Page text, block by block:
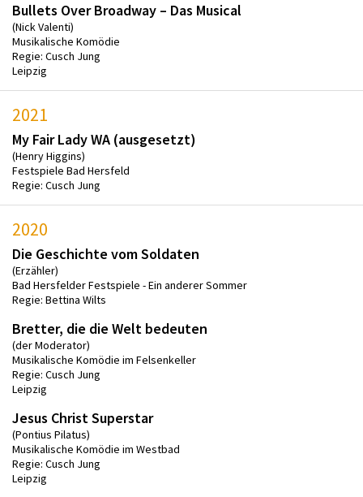
Bullets Over Broadway – Das Musical
(Nick Valenti)
Musikalische Komödie
Regie: Cusch Jung
Leipzig
2021
My Fair Lady WA (ausgesetzt)
(Henry Higgins)
Festspiele Bad Hersfeld
Regie: Cusch Jung
2020
Die Geschichte vom Soldaten
(Erzähler)
Bad Hersfelder Festspiele - Ein anderer Sommer
Regie: Bettina Wilts
Bretter, die die Welt bedeuten
(der Moderator)
Musikalische Komödie im Felsenkeller
Regie: Cusch Jung
Leipzig
Jesus Christ Superstar
(Pontius Pilatus)
Musikalische Komödie im Westbad
Regie: Cusch Jung
Leipzig